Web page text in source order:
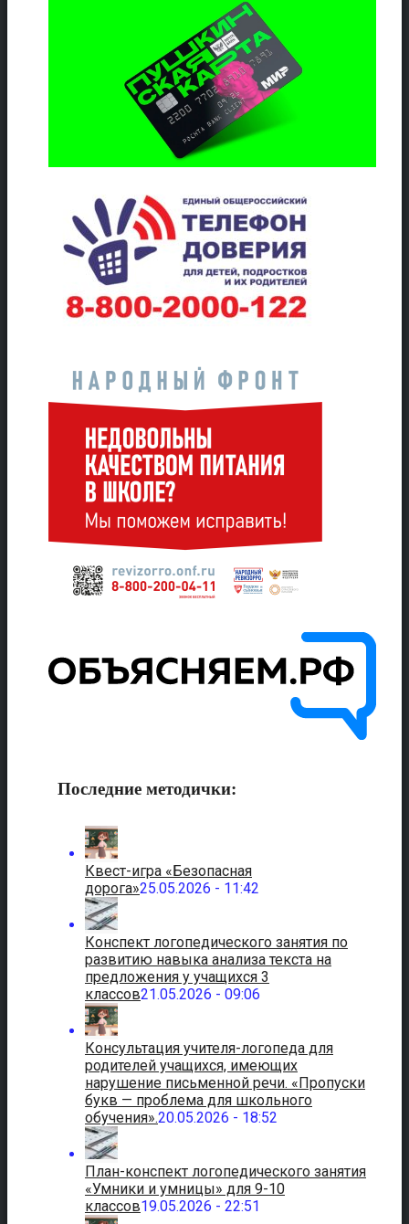
Последние методички:
Квест-игра «Безопасная
дорога»25.05.2026 - 11:42
Конспект логопедического занятия по
развитию навыка анализа текста на
предложения у учащихся 3
классов21.05.2026 - 09:06
Консультация учителя-логопеда для
родителей учащихся, имеющих
нарушение письменной речи. «Пропуски
букв — проблема для школьного
обучения».20.05.2026 - 18:52
План-конспект логопедического занятия
«Умники и умницы» для 9-10
классов19.05.2026 - 22:51